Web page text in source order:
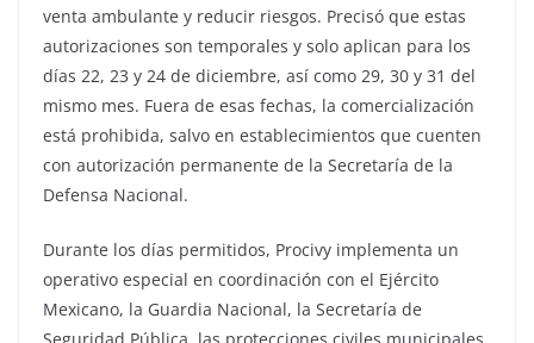
venta ambulante y reducir riesgos. Precisó que estas
autorizaciones son temporales y solo aplican para los
días 22, 23 y 24 de diciembre, así como 29, 30 y 31 del
mismo mes. Fuera de esas fechas, la comercialización
está prohibida, salvo en establecimientos que cuenten
con autorización permanente de la Secretaría de la
Defensa Nacional.
Durante los días permitidos, Procivy implementa un
operativo especial en coordinación con el Ejército
Mexicano, la Guardia Nacional, la Secretaría de